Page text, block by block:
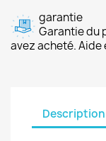
garantie
Garantie du
avez acheté.
Description